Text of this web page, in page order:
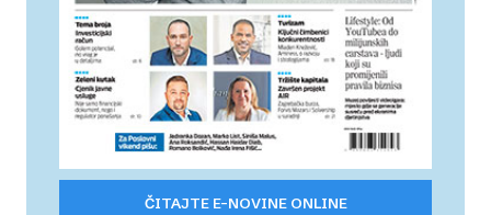
ČITAJTE E-NOVINE ONLINE